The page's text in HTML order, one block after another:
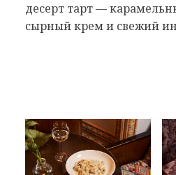
десерт тарт —
сырный крем и свежий